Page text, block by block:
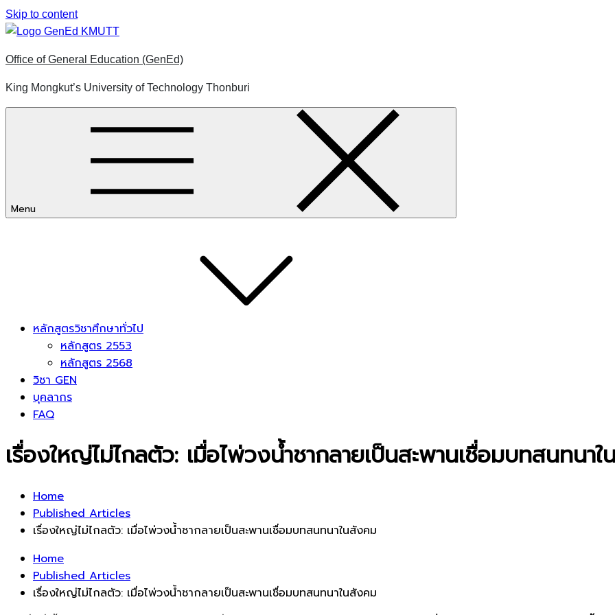
Skip to content
Office of General Education (GenEd)
King Mongkut’s University of Technology Thonburi
Menu
หลักสูตรวิชาศึกษาทั่วไป
หลักสูตร 2553
หลักสูตร 2568
วิชา GEN
บุคลากร
FAQ
เรื่องใหญ่ไม่ไกลตัว: เมื่อไพ่วงน้ำชากลายเป็นสะพานเชื่อมบทสนทนา
Home
Published Articles
เรื่องใหญ่ไม่ไกลตัว: เมื่อไพ่วงน้ำชากลายเป็นสะพานเชื่อมบทสนทนาในสังคม
Home
Published Articles
เรื่องใหญ่ไม่ไกลตัว: เมื่อไพ่วงน้ำชากลายเป็นสะพานเชื่อมบทสนทนาในสังคม